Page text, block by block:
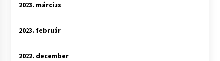
2023. március
2023. február
2022. december